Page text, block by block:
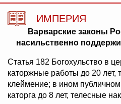
ИМПЕРИЯ
Варварские законы
насильственно
Статья 182 Богохульство в
каторжные работы до 20 лет,
клеймение; в ином
каторга до 8 лет, телесные